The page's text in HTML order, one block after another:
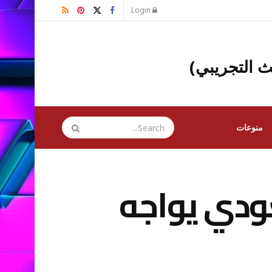
التجريبي)
منوعات
يواجه